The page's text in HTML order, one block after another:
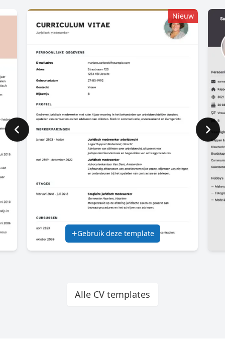
Nieuw
Gebruik deze template
Alle CV templates